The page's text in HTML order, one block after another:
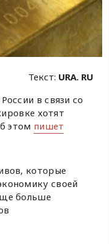
Текст: URA. RU
в связи со
хотят
этом пишет
которые
своей
больше